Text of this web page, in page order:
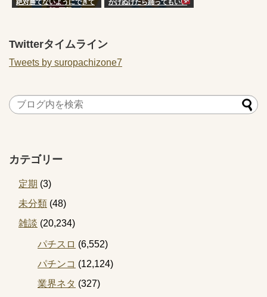
絶対勝てないようにできて
るのか…？朝3万勝ちだっ
かけぬけたら踊ってもいい
の？
Twitterタイムライン
Tweets by suropachizone7
カテゴリー
定期 (3)
未分類 (48)
雑談 (20,234)
パチスロ (6,552)
パチンコ (12,124)
業界ネタ (327)